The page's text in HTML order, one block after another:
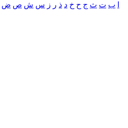
ب ت ث ج ح خ د ذ ر ز س ش ص ض